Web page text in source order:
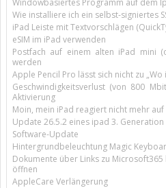
Windowbasiertes Programm auf dem
Wie installiere ich ein selbst-signiertes
iPad Leiste mit Textvorschlägen
eSIM im iPad verwenden
Postfach auf einem alten iPad mini
werden
Apple Pencil Pro lässt sich nicht zu „Wo
Geschwindigkeitsverlust (von 800
Aktivierung
Moin, mein iPad reagiert nicht mehr
Update 26.5.2 eines ipad 3. Generation
Software-Update
Hintergrundbeleuchtung Magic
Dokumente über Links zu
öffnen
AppleCare Verlängerung